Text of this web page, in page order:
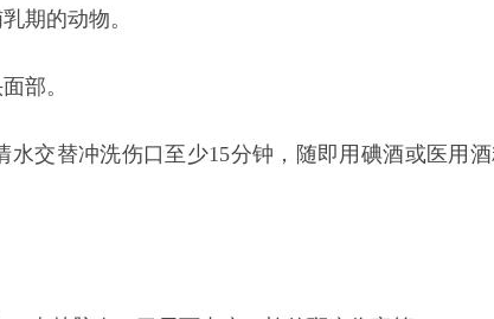
期的动物。
部。
交替冲洗伤口至少15分钟，随即用碘酒或医用